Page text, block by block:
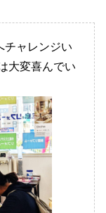
チャレンジい
大変喜んでい